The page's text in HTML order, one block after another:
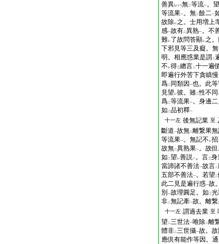
善異レハ無二等流一。望
等流果一。無二餘二一
故除レ之。士用増上
感一故有二異熟一。不
難レ了故問答顯レ之
下邪見等三及癡。
明。相應惑業是謂二
不 レ得三總言二十一遍
即遍行外苦下貪瞋
爲二 同類因 一也。此
見望 レ彼。雖二性不同
爲二等流果一。身邊
如 二品初釋一
十一左 後無記業 至
斷道一故無二離繋果
等流果一。無記不 レ招
故無二異熟果一。故
如 二望 レ善説一。言三身
當諦諸不善法一故言二
五部不善法一。若望 二
此二見是遍行惑一故
別 一故理圓足。如 二
非二無記牽一故。離
十一左 謂過去業 至
望 二三世法一唯除二離
體非二三世攝一故。
應倶有能作等因。